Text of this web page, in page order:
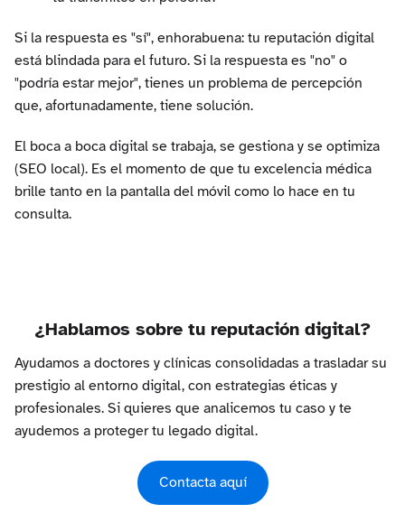
Si la respuesta es "sí", enhorabuena: tu reputación digital
está blindada para el futuro. Si la respuesta es "no" o
"podría estar mejor", tienes un problema de percepción
que, afortunadamente, tiene solución.
El boca a boca digital se trabaja, se gestiona y se optimiza
(SEO local). Es el momento de que tu excelencia médica
brille tanto en la pantalla del móvil como lo hace en tu
consulta.
¿Hablamos sobre tu reputación digital?
Ayudamos a doctores y clínicas consolidadas a trasladar su
prestigio al entorno digital, con estrategias éticas y
profesionales. Si quieres que analicemos tu caso y te
ayudemos a proteger tu legado digital.
Contacta aquí